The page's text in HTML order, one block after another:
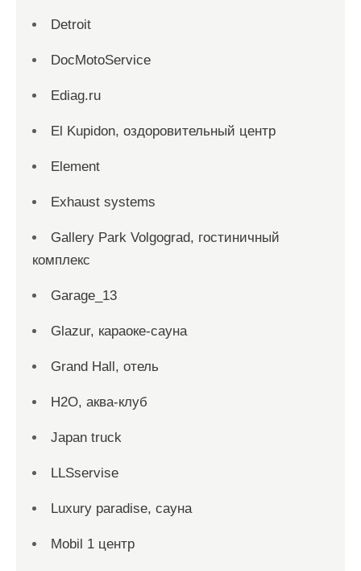
Detroit
DocMotoService
Ediag.ru
El Kupidon, оздоровительный центр
Element
Exhaust systems
Gallery Park Volgograd, гостиничный
комплекс
Garage_13
Glazur, караоке-сауна
Grand Hall, отель
H2O, аква-клуб
Japan truck
LLSservise
Luxury paradise, сауна
Mobil 1 центр